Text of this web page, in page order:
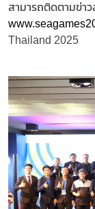
สามารถติดตามข่าว
Thailand 2025